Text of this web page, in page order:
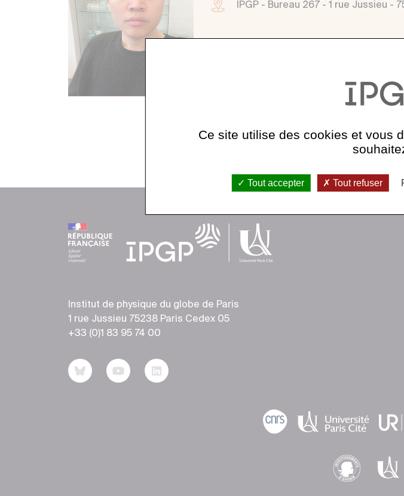
IPGP - Bureau 267 - 1 rue Jussieu -
Institut de physique du globe de Paris
1 rue Jussieu 75238 Paris Cedex 05
+33 (0)1 83 95 74 00
Ce site utilise des cookies et vous
Tout accepter Tout refuser